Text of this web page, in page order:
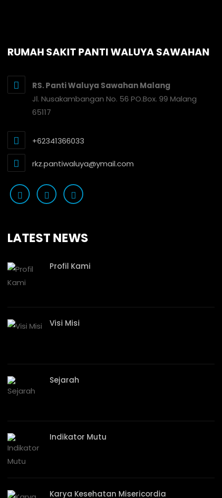
RUMAH SAKIT PANTI WALUYA SAWAHAN
RS. Panti Waluya Sawahan Malang
Jl. Nusakambangan No. 56 PO.Box. 99 Malang
65117
+62341366033
rkz.pantiwaluya@ymail.com
LATEST NEWS
Profil Kami
Visi Misi
Sejarah
Indikator Mutu
Karya Kesehatan Misericordia